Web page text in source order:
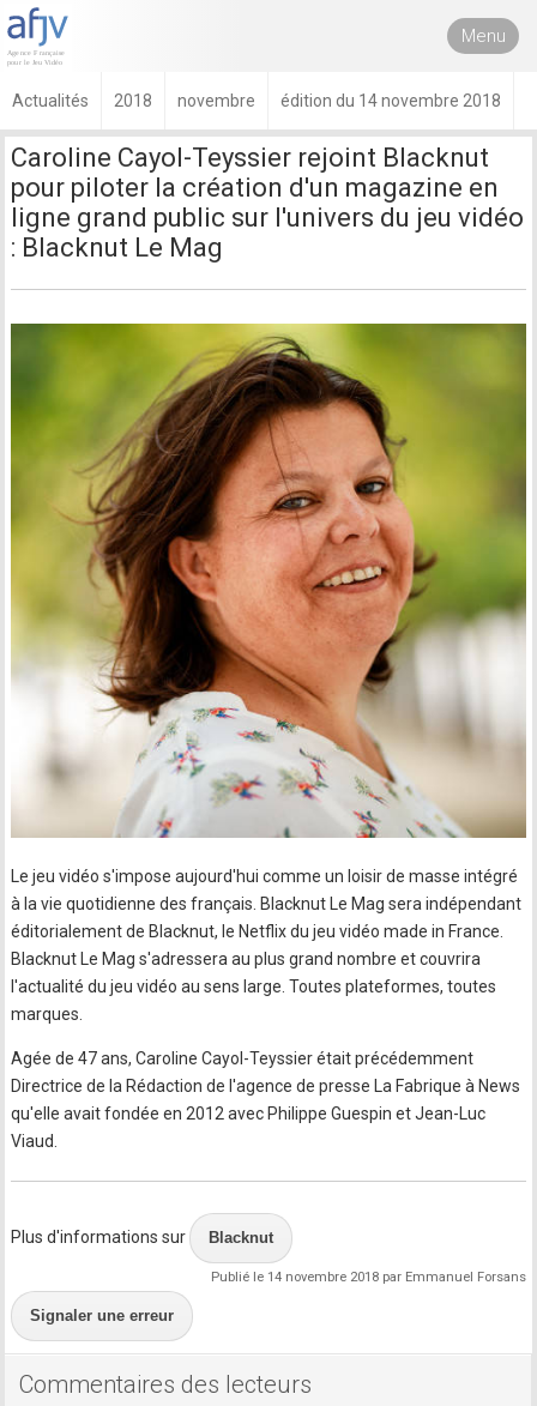
Menu
Actualités 2018 novembre édition du 14 novembre 2018
Caroline Cayol-Teyssier rejoint Blacknut
pour piloter la création d'un magazine en
ligne grand public sur l'univers du jeu vidéo
: Blacknut Le Mag
Le jeu vidéo s'impose aujourd'hui comme un loisir de masse intégré
à la vie quotidienne des français. Blacknut Le Mag sera indépendant
éditorialement de Blacknut, le Netflix du jeu vidéo made in France.
Blacknut Le Mag s'adressera au plus grand nombre et couvrira
l'actualité du jeu vidéo au sens large. Toutes plateformes, toutes
marques.
Agée de 47 ans, Caroline Cayol-Teyssier était précédemment
Directrice de la Rédaction de l'agence de presse La Fabrique à News
qu'elle avait fondée en 2012 avec Philippe Guespin et Jean-Luc
Viaud.
Plus d'informations sur Blacknut
Publié le 14 novembre 2018 par Emmanuel Forsans
Signaler une erreur
Commentaires des lecteurs